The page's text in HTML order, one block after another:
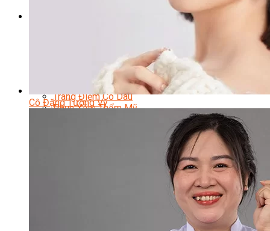
Khởi Sự Kinh Doanh Spa và Salon
Kinh Doanh Chuỗi và Nhượng Quyền Spa, Salon
Chăm Sóc Và Điều Trị Da
Chuyên Viên Trang Điểm
Trang Điểm Cô Dâu
Phun Xăm Thẩm Mỹ
Kỹ Thuật Chải Bới Tóc Chuyên Nghiệp
Quản Lý Hair Salon Chuyên Nghiệp
Quản Lý Nail Salon Chuyên Nghiệp
Kỹ Thuật Nhuộm – Uốn – Duỗi
Train The Trainer – Chuyên Ngành Nail
Cô Đặng Tường Vy